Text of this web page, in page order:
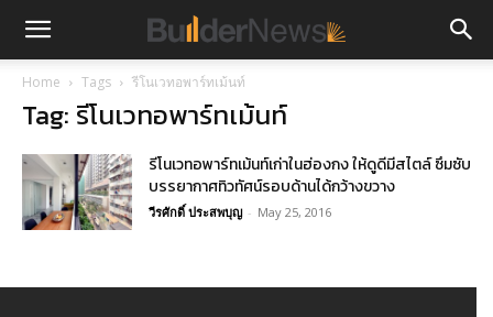
Home Tags รีโนเวทอพาร์ทเม้นท์
Tag: รีโนเวทอพาร์ทเม้นท์
รีโนเวทอพาร์ทเม้นท์เก่าในฮ่องกง ให้ดูดีมีสไตล์ ซึมซับ
บรรยากาศทิวทัศน์รอบด้านได้กว้างขวาง
วีรศักดิ์ ประสพบุญ - May 25, 2016